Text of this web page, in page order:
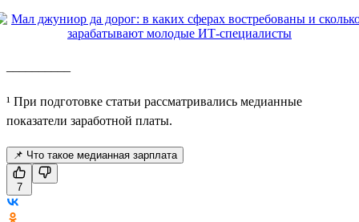
¹ При подготовке статьи рассматривались медианные
показатели заработной платы.
📌 Что такое медианная зарплата
7